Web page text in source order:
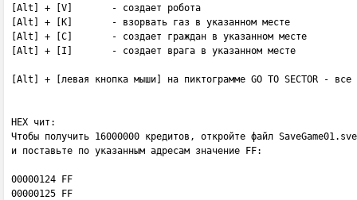
[Alt] + [V]       - создает робота
[Alt] + [K]       - взорвать газ в указанном месте
[Alt] + [C]       - создает граждан в указанном месте
[Alt] + [I]       - создает врага в указанном месте
[Alt] + [левая кнопка мыши] на пиктограмме GO TO SECTOR - все
HEX чит:
Чтобы получить 16000000 кредитов, откройте файл
и поставьте по указанным адресам значение FF:
00000124 FF
00000125 FF